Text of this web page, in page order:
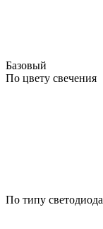
Базовый
По цвету свечения
По типу светодиода